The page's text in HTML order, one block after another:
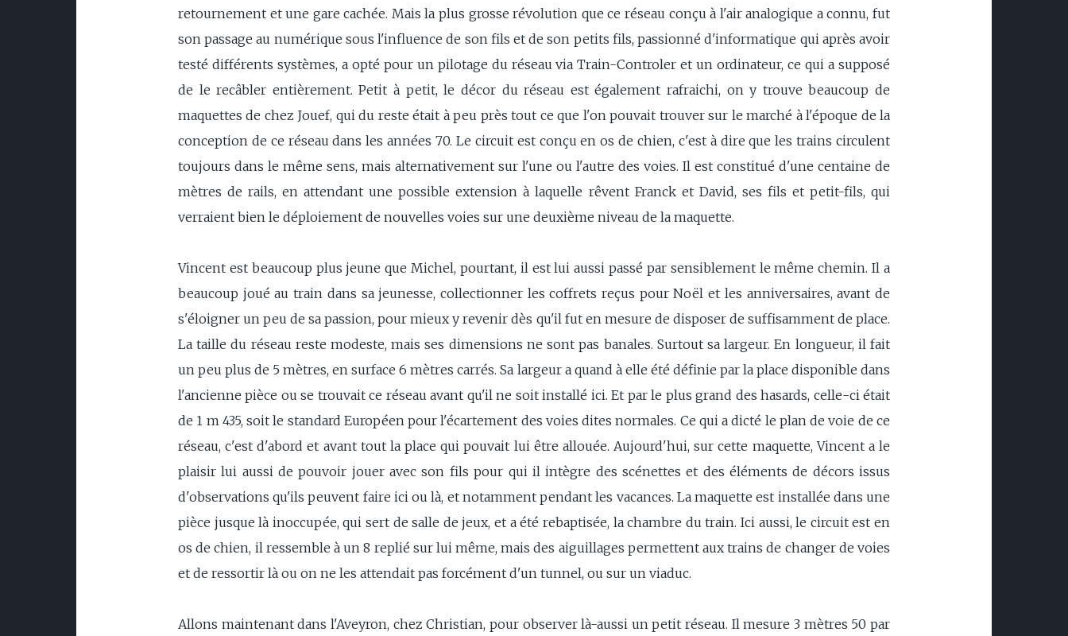
retournement et une gare cachée. Mais la plus grosse révolution que ce réseau conçu à l'air analogique a connu, fut
son passage au numérique sous l'influence de son fils et de son petits fils, passionné d'informatique qui après avoir
testé différents systèmes, a opté pour un pilotage du réseau via Train-Controler et un ordinateur, ce qui a supposé
de le recâbler entièrement. Petit à petit, le décor du réseau est également rafraichi, on y trouve beaucoup de
maquettes de chez Jouef, qui du reste était à peu près tout ce que l'on pouvait trouver sur le marché à l'époque de la
conception de ce réseau dans les années 70. Le circuit est conçu en os de chien, c'est à dire que les trains circulent
toujours dans le même sens, mais alternativement sur l'une ou l'autre des voies. Il est constitué d'une centaine de
mètres de rails, en attendant une possible extension à laquelle rêvent Franck et David, ses fils et petit-fils, qui
verraient bien le déploiement de nouvelles voies sur une deuxième niveau de la maquette.
Vincent est beaucoup plus jeune que Michel, pourtant, il est lui aussi passé par sensiblement le même chemin. Il a
beaucoup joué au train dans sa jeunesse, collectionner les coffrets reçus pour Noël et les anniversaires, avant de
s'éloigner un peu de sa passion, pour mieux y revenir dès qu'il fut en mesure de disposer de suffisamment de place.
La taille du réseau reste modeste, mais ses dimensions ne sont pas banales. Surtout sa largeur. En longueur, il fait
un peu plus de 5 mètres, en surface 6 mètres carrés. Sa largeur a quand à elle été définie par la place disponible dans
l'ancienne pièce ou se trouvait ce réseau avant qu'il ne soit installé ici. Et par le plus grand des hasards, celle-ci était
de 1 m 435, soit le standard Européen pour l'écartement des voies dites normales. Ce qui a dicté le plan de voie de ce
réseau, c'est d'abord et avant tout la place qui pouvait lui être allouée. Aujourd'hui, sur cette maquette, Vincent a le
plaisir lui aussi de pouvoir jouer avec son fils pour qui il intègre des scénettes et des éléments de décors issus
d'observations qu'ils peuvent faire ici ou là, et notamment pendant les vacances. La maquette est installée dans une
pièce jusque là inoccupée, qui sert de salle de jeux, et a été rebaptisée, la chambre du train. Ici aussi, le circuit est en
os de chien, il ressemble à un 8 replié sur lui même, mais des aiguillages permettent aux trains de changer de voies
et de ressortir là ou on ne les attendait pas forcément d'un tunnel, ou sur un viaduc.
Allons maintenant dans l'Aveyron, chez Christian, pour observer là-aussi un petit réseau. Il mesure 3 mètres 50 par